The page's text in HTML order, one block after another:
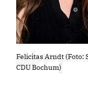
Felicitas Arndt (Foto:
CDU Bochum)